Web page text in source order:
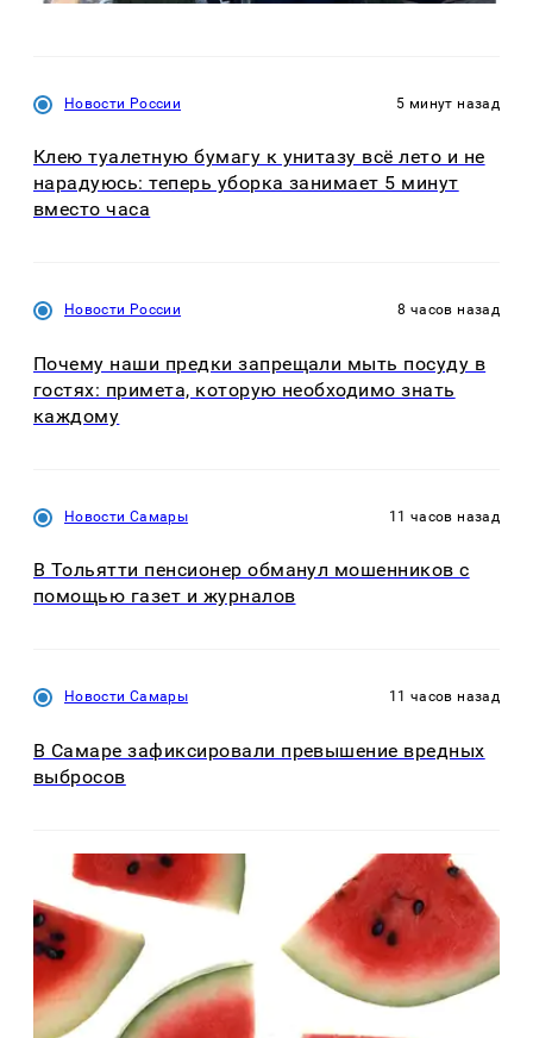
Новости России 5 минут назад
Клею туалетную бумагу к унитазу всё лето и не
нарадуюсь: теперь уборка занимает 5 минут
вместо часа
Новости России 8 часов назад
Почему наши предки запрещали мыть посуду в
гостях: примета, которую необходимо знать
каждому
Новости Самары 11 часов назад
В Тольятти пенсионер обманул мошенников с
помощью газет и журналов
Новости Самары 11 часов назад
В Самаре зафиксировали превышение вредных
выбросов